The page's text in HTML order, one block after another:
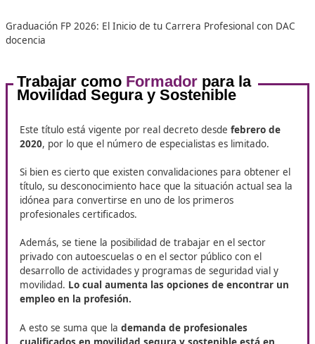
profesionales.
¿Dónde puedo
Movilidad Segura y
Conseguir la FP para la Movilidad Segura y Sostenible
unanueva puerta dentro del mercado
¡Convirtiéndote en un profesional de la Seguridad